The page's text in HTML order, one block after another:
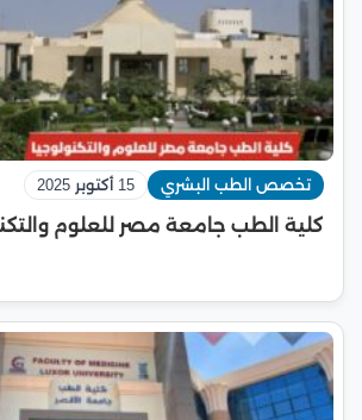
تخصص الطب البشري 15 أكتوبر 2025
كلية الطب جامعة مصر للعلوم